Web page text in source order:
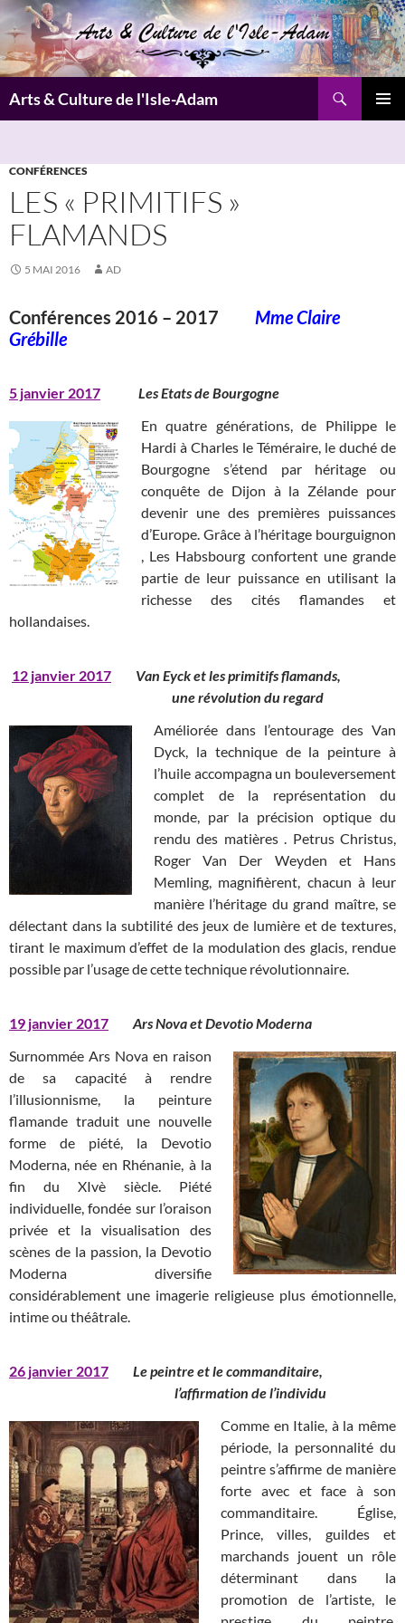
Aller
au
contenu
Arts & Culture de l'Isle-Adam
CONFÉRENCES
LES « PRIMITIFS »
FLAMANDS
5 MAI 2016 AD
Conférences 2016 – 2017 Mme Claire
Grébille
5 janvier 2017
Les Etats de Bourgogne
En quatre générations, de Philippe le
Hardi à Charles le Téméraire, le duché de
Bourgogne s’étend par héritage ou
conquête de Dijon à la Zélande pour
devenir une des premières puissances
d’Europe. Grâce à l’héritage bourguignon
, Les Habsbourg confortent une grande
partie de leur puissance en utilisant la
richesse des cités flamandes et
hollandaises.
12 janvier 2017
Van Eyck et les primitifs flamands,
une révolution du regard
Améliorée dans l’entourage des Van
Dyck, la technique de la peinture à
l’huile accompagna un bouleversement
complet de la représentation du
monde, par la précision optique du
rendu des matières . Petrus Christus,
Roger Van Der Weyden et Hans
Memling, magnifièrent, chacun à leur
manière l’héritage du grand maître, se
délectant dans la subtilité des jeux de lumière et de textures,
tirant le maximum d’effet de la modulation des glacis, rendue
possible par l’usage de cette technique révolutionnaire.
19 janvier 2017
Ars Nova et Devotio Moderna
Surnommée Ars Nova en raison
de sa capacité à rendre
l’illusionnisme, la peinture
flamande traduit une nouvelle
forme de piété, la Devotio
Moderna, née en Rhénanie, à la
fin du XIvè siècle. Piété
individuelle, fondée sur l’oraison
privée et la visualisation des
scènes de la passion, la Devotio
Moderna diversifie
considérablement une imagerie religieuse plus émotionnelle,
intime ou théâtrale.
26 janvier 2017
Le peintre et le commanditaire,
l’affirmation de l’individu
Comme en Italie, à la même
période, la personnalité du
peintre s’affirme de manière
forte avec et face à son
commanditaire. Église,
Prince, villes, guildes et
marchands jouent un rôle
déterminant dans la
promotion de l’artiste, le